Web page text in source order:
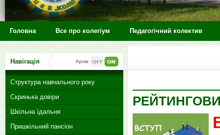
Головна Все про колегіум Педагогічний колектив
Навігація Архів:
Структура навчального року
Скринька довіри
Шкільна їдальня
Пришкільний пансіон